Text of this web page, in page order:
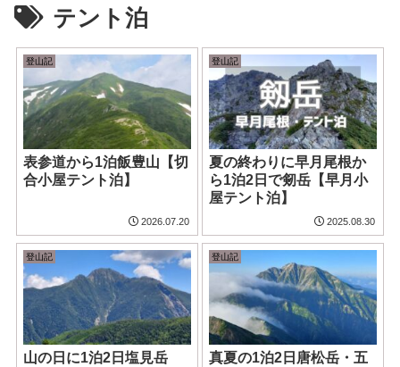
テント泊
登山記
表参道から1泊飯豊山【切
合小屋テント泊】
2026.07.20
登山記
夏の終わりに早月尾根か
ら1泊2日で剱岳【早月小
屋テント泊】
2025.08.30
登山記
山の日に1泊2日塩見岳
登山記
真夏の1泊2日唐松岳・五